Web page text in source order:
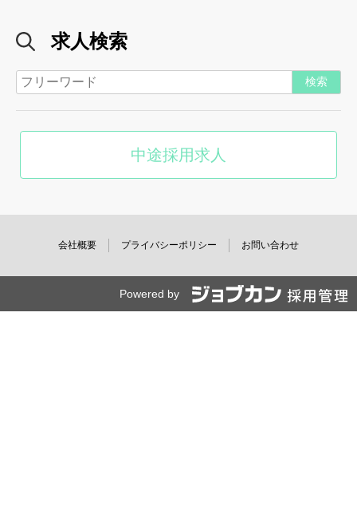
求人検索
中途採用求人
会社概要 プライバシーポリシー お問い合わせ
Powered by